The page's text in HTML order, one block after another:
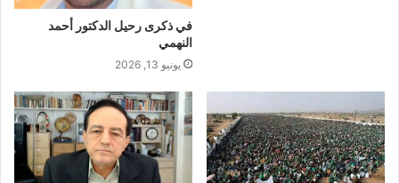
في ذكرى رحيل الدكتور أحمد
النهمي
يونيو 13, 2026